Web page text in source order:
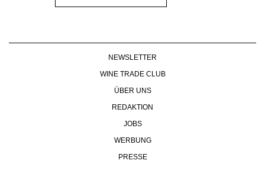
NEWSLETTER
WINE TRADE CLUB
ÜBER UNS
REDAKTION
JOBS
WERBUNG
PRESSE